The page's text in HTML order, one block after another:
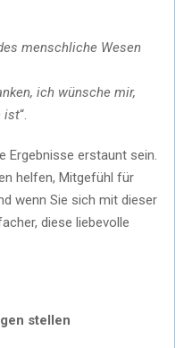
menschliche Wesen
ich wünsche mir,
ist“.
Ergebnisse erstaunt sein.
helfen, Mitgefühl für
wenn Sie sich mit dieser
diese liebevolle
stellen